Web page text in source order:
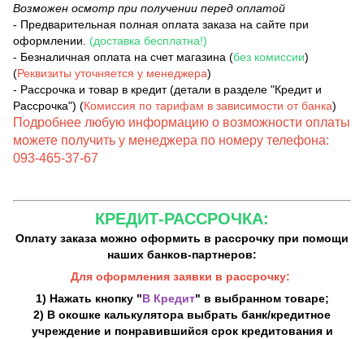
Возможен осмотр при получении перед оплатой
- Предварительная полная оплата заказа на сайте при
оформлении. (доставка бесплатна!)
- Безналичная оплата на счет магазина (без комиссии)
(Реквизиты уточняется у менеджера)
- Рассрочка и товар в кредит (детали в разделе "Кредит и
Рассрочка") (Комиссия по тарифам в зависимости от банка)
Подробнее любую информацию о возможности оплаты
можете получить у менеджера по номеру телефона:
093-465-37-67
КРЕДИТ-РАССРОЧКА:
Оплату заказа можно оформить в рассрочку при помощи
наших банков-партнеров:
Для оформления заявки в рассрочку:
1) Нажать кнопку "В Кредит" в выбранном товаре;
2) В окошке калькулятора выбрать банк/кредитное
учреждение и понравившийся срок кредитования и